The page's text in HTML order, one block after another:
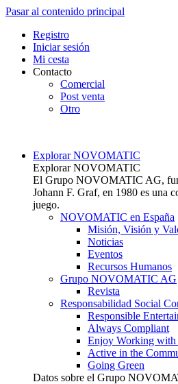
Pasar al contenido principal
Top
Registro
Iniciar sesión
Mi cesta
Contacto
Comercial
Post venta
Otro
Main navigation
Explorar NOVOMATIC
Explorar NOVOMATIC
El Grupo NOVOMATIC AG,
Johann F. Graf, en 1980 es una
juego.
NOVOMATIC en España
Misión, Visión y
Noticias
Eventos
Recursos Humanos
Grupo NOVOMATIC AG
Revista
Responsabilidad Social
Responsible
Always Compliant
Enjoy Working with
Active in the
Going Green
Datos sobre el Grupo